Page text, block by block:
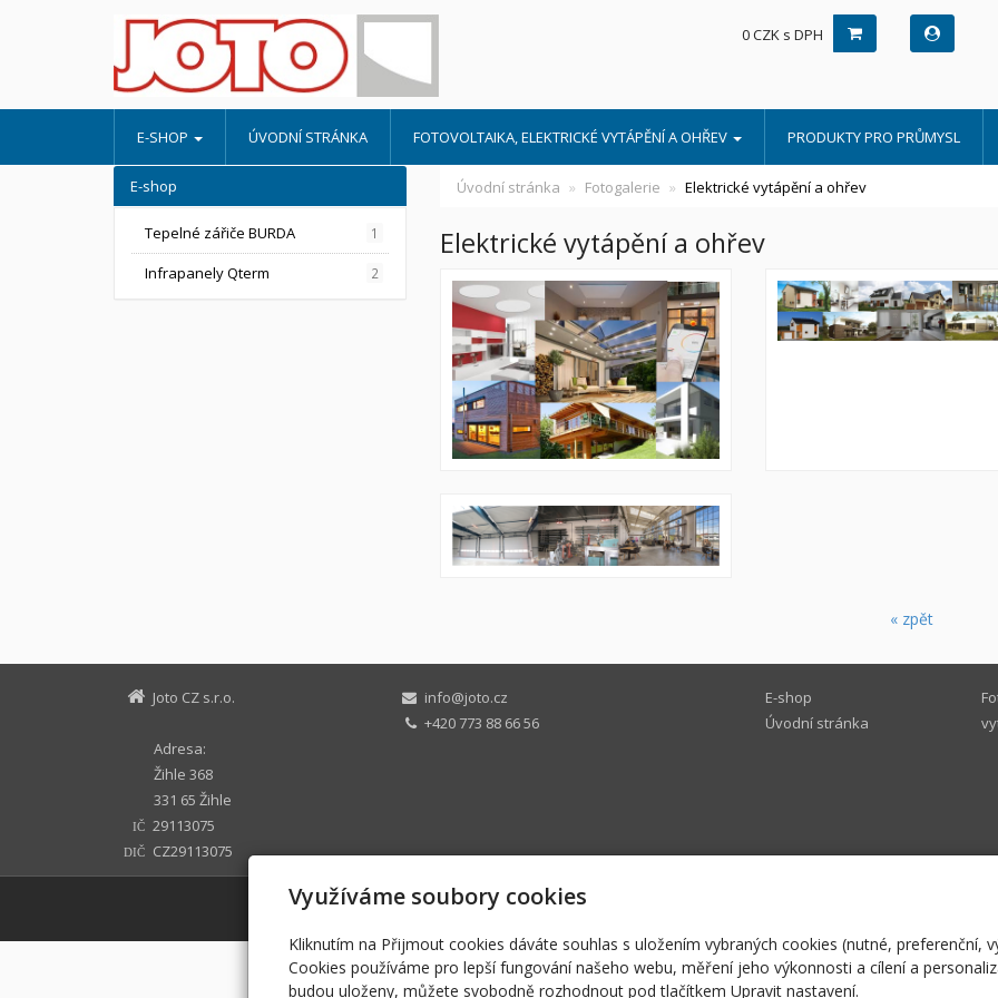
0 CZK s DPH
E-SHOP ÚVODNÍ STRÁNKA FOTOVOLTAIKA, ELEKTRICKÉ VYTÁPĚNÍ A OHŘEV PRODUKTY PRO PRŮMYSL
Úvodní stránka Fotogalerie Elektrické vytápění a ohřev
Elektrické vytápění a ohřev
« zpět
E-shop
Tepelné zářiče BURDA 1
Infrapanely Qterm 2
Joto CZ s.r.o.
Adresa:
Žihle 368
331 65 Žihle
IČ 29113075
DIČ CZ29113075
info@joto.cz
+420 773 88 66 56
E-shop
Úvodní stránka
-webové stránkys AI,doménaawebhostingu jediného 5★
Využíváme soubory cookies
Kliknutím na Přijmout cookies dáváte souhlas s uložením vybraných cookies (nutné, preferenční,
Cookies používáme pro lepší fungování našeho webu, měření jeho výkonnosti a cílení a
budou uloženy, můžete svobodně rozhodnout pod tlačítkem Upravit nastavení.